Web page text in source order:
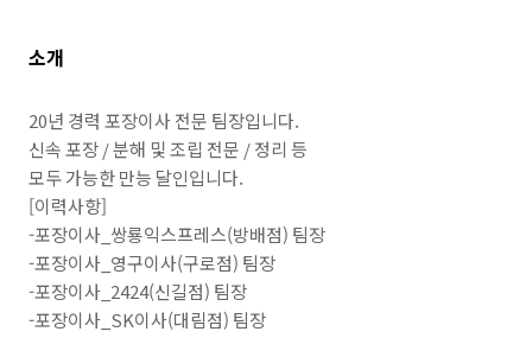
소개
20년 경력 포장이사 전문 팀장입니다.
신속 포장 / 분해 및 조립 전문 / 정리 등
모두 가능한 만능 달인입니다.
[이력사항]
-포장이사_쌍룡익스프레스(방배점) 팀장
-포장이사_영구이사(구로점) 팀장
-포장이사_2424(신길점) 팀장
-포장이사_SK이사(대림점) 팀장